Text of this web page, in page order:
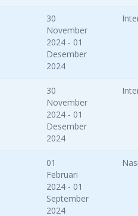
30
November
2024 - 01
Desember
2024
30
November
2024 - 01
Desember
2024
01
Februari
2024 - 01
September
2024